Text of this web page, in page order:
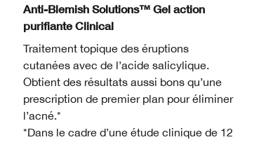
Anti-Blemish Solutions™ Gel action
purifiante Clinical
Traitement topique des éruptions
cutanées avec de l’acide salicylique.
Obtient des résultats aussi bons qu’une
prescription de premier plan pour éliminer
l’acné.*
*Dans le cadre d’une étude clinique de 12